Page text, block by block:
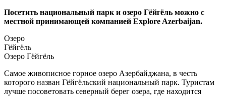
Посетить национальный парк и озеро Гёйгёль можно с
местной принимающей компанией Explore Azerbaijan.
Озеро
Гёйгёль
Озеро Гёйгёль
Самое живописное горное озеро Азербайджана, в честь
которого назван Гёйгёльский национальный парк. Туристам
лучше посоветовать северный берег озера, где находится